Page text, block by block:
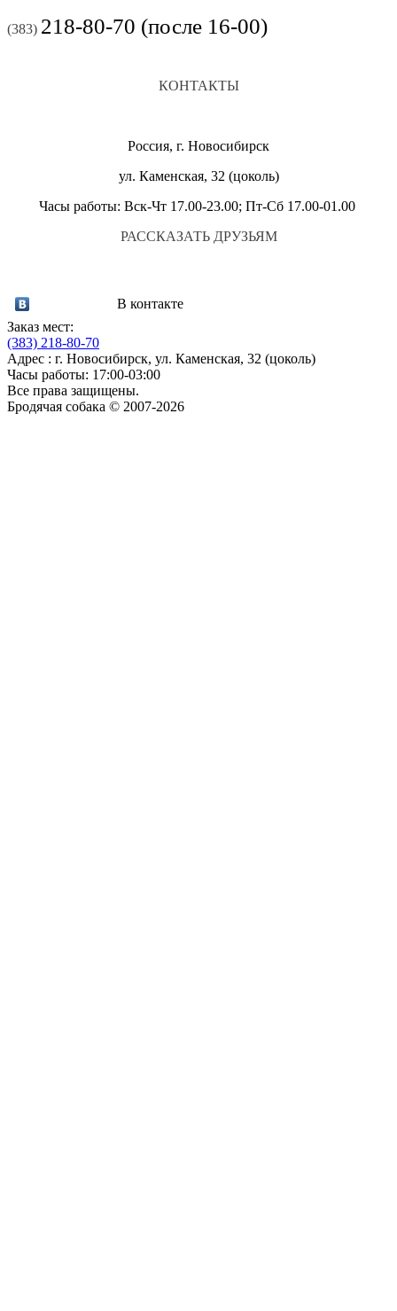
(383) 218-80-70 (после 16-00)
КОНТАКТЫ
Россия, г. Новосибирск
ул. Каменская, 32 (цоколь)
Часы работы: Вск-Чт 17.00-23.00; Пт-Сб 17.00-01.00
РАССКАЗАТЬ ДРУЗЬЯМ
В контакте
Заказ мест:
(383) 218-80-70
Адрес : г. Новосибирск, ул. Каменская, 32 (цоколь)
Часы работы: 17:00-03:00
Все права защищены.
Бродячая собака © 2007-2026